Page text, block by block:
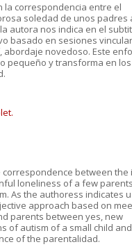
la correspondencia entre el
soledad de unos padres
autora nos indica en el
basado en sesiones
novedoso. Este
pequeño y transforma en los
between the
loneliness of a few
As the authoress indicates
approach based on
parents between yes, new
of autism of a small child and
of the parentalidad.